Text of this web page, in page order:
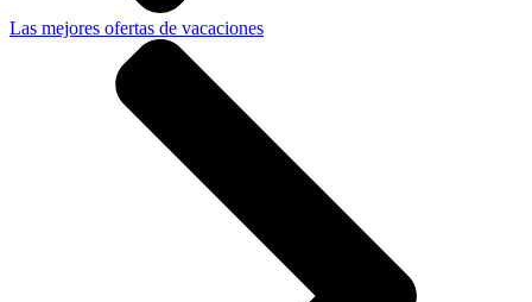
Las mejores ofertas de vacaciones